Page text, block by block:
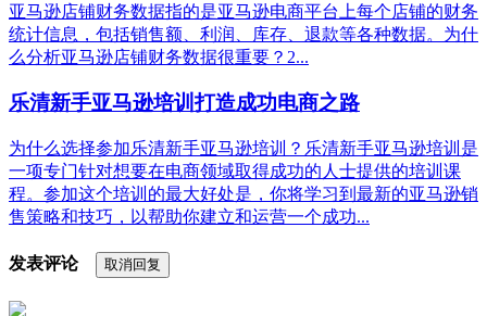
亚马逊店铺财务数据指的是亚马逊电商平台上每个店铺的财务
统计信息，包括销售额、利润、库存、退款等各种数据。为什
么分析亚马逊店铺财务数据很重要？2...
乐清新手亚马逊培训打造成功电商之路
为什么选择参加乐清新手亚马逊培训？乐清新手亚马逊培训是
一项专门针对想要在电商领域取得成功的人士提供的培训课
程。参加这个培训的最大好处是，你将学习到最新的亚马逊销
售策略和技巧，以帮助你建立和运营一个成功...
发表评论 取消回复